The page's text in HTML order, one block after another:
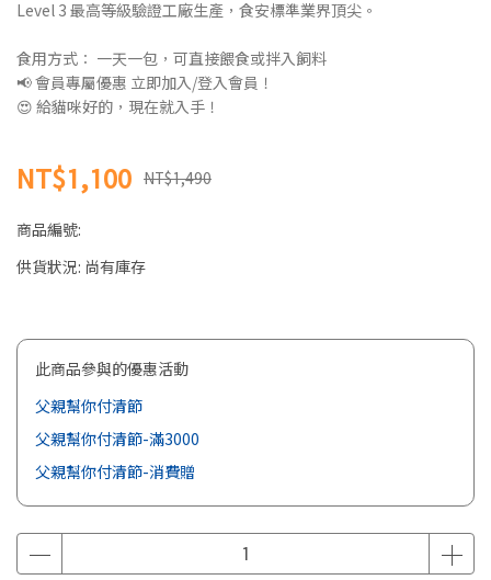
Level 3 最高等級驗證工廠生產，食安標準業界頂尖。
食用方式： 一天一包，可直接餵食或拌入飼料
📢 會員專屬優惠 立即加入/登入會員！
😍 給貓咪好的，現在就入手！
NT$1,100 NT$1,490
商品編號:
供貨狀況: 尚有庫存
此商品參與的優惠活動
父親幫你付清節
父親幫你付清節-滿3000
父親幫你付清節-消費贈